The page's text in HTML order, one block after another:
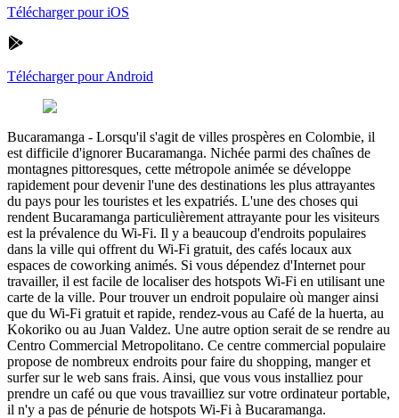
Télécharger pour iOS
Télécharger pour Android
Bucaramanga - Lorsqu'il s'agit de villes prospères en Colombie, il
est difficile d'ignorer Bucaramanga. Nichée parmi des chaînes de
montagnes pittoresques, cette métropole animée se développe
rapidement pour devenir l'une des destinations les plus attrayantes
du pays pour les touristes et les expatriés. L'une des choses qui
rendent Bucaramanga particulièrement attrayante pour les visiteurs
est la prévalence du Wi-Fi. Il y a beaucoup d'endroits populaires
dans la ville qui offrent du Wi-Fi gratuit, des cafés locaux aux
espaces de coworking animés. Si vous dépendez d'Internet pour
travailler, il est facile de localiser des hotspots Wi-Fi en utilisant une
carte de la ville. Pour trouver un endroit populaire où manger ainsi
que du Wi-Fi gratuit et rapide, rendez-vous au Café de la huerta, au
Kokoriko ou au Juan Valdez. Une autre option serait de se rendre au
Centro Commercial Metropolitano. Ce centre commercial populaire
propose de nombreux endroits pour faire du shopping, manger et
surfer sur le web sans frais. Ainsi, que vous vous installiez pour
prendre un café ou que vous travailliez sur votre ordinateur portable,
il n'y a pas de pénurie de hotspots Wi-Fi à Bucaramanga.